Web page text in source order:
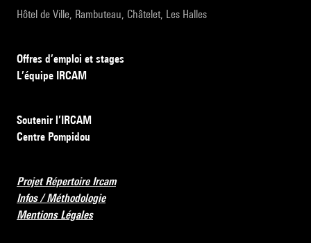
Hôtel de Ville, Rambuteau, Châtelet, Les Halles
Offres d’emploi et stages
L’équipe IRCAM
Soutenir l’IRCAM
Centre Pompidou
Projet Répertoire Ircam
Infos / Méthodologie
Mentions Légales